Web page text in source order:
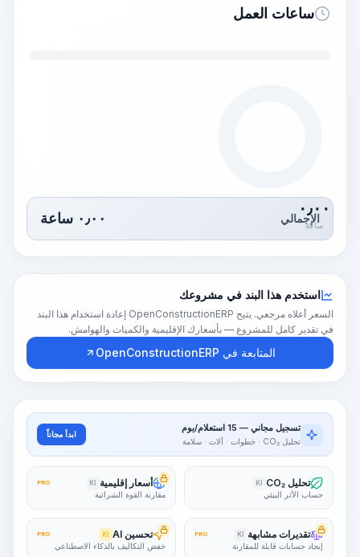
ساعات العمل
٠٫٠٠
ساعة
الإجمالي ٠٫٠٠ ساعة
استخدم هذا البند في مشروعك
السعر أعلاه مرجعي. يتيح OpenConstructionERP إعادة استخدام هذا البند
في تقدير كامل للمشروع — بأسعارك الإقليمية والكميات والهوامش.
المتابعة في OpenConstructionERP
تسجيل مجاني — 15 استعلام/يوم
تحليل CO₂ · خطوات · آلات · سلامة
ابدأ مجاناً
تحليل CO₂ KI
حساب الأثر البيئي
أسعار إقليمية KI
PRO
مقارنة القوة الشرائية
تقديرات مشابهة KI
PRO
إيجاد حسابات قابلة للمقارنة
تحسين AI KI
PRO
خفض التكاليف بالذكاء الاصطناعي